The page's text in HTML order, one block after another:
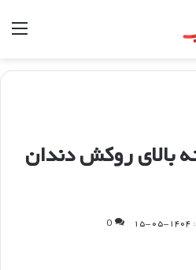
بالای روکش دندان
0